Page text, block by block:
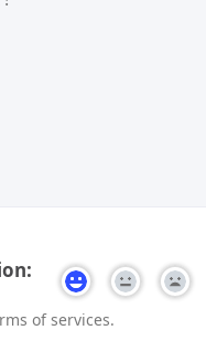
of services.